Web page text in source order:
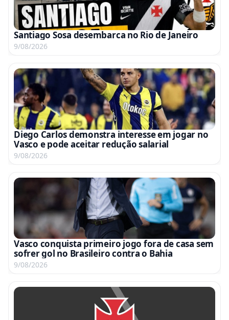
Santiago Sosa desembarca no Rio de Janeiro
9/08/2026
Diego Carlos demonstra interesse em jogar no
Vasco e pode aceitar redução salarial
9/08/2026
Vasco conquista primeiro jogo fora de casa sem
sofrer gol no Brasileiro contra o Bahia
9/08/2026